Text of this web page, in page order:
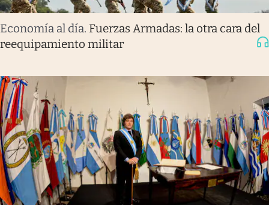
Economía al día. Fuerzas Armadas: la otra cara del
reequipamiento militar